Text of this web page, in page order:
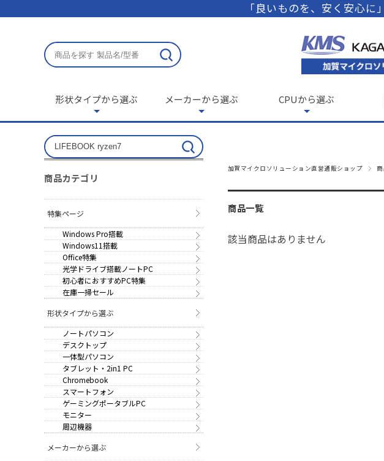
「良いものを、安く安心に
形状タイプから選ぶ メーカーから選ぶ CPUから選ぶ
加賀マイクロソリューション直営通販ショップ
商品一覧
該当商品はありません
商品カテゴリ
特集ページ
Windows Pro搭載
Windows11搭載
Office特集
光学ドライブ搭載ノートPC
初心者におすすめPC特集
在庫一掃セール
形状タイプから選ぶ
ノートパソコン
デスクトップ
一体型パソコン
タブレット・2in1 PC
Chromebook
スマートフォン
ゲーミングポータブルPC
モニター
周辺機器
メーカーから選ぶ